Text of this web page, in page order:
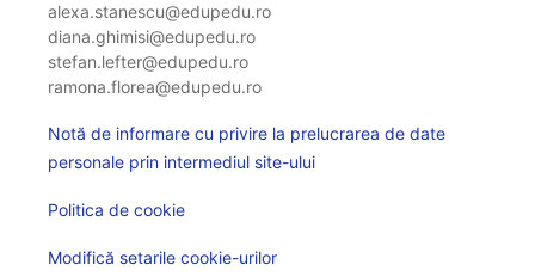
alexa.stanescu@edupedu.ro
diana.ghimisi@edupedu.ro
stefan.lefter@edupedu.ro
ramona.florea@edupedu.ro
Notă de informare cu privire la prelucrarea de date
personale prin intermediul site-ului
Politica de cookie
Modifică setarile cookie-urilor